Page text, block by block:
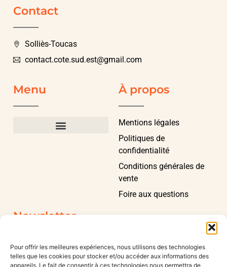
Pour offrir les meilleures expériences, nous utilisons des technologies
telles que les cookies pour stocker et/ou accéder aux informations des
appareils. Le fait de consentir à ces technologies nous permettra de
Contact
Solliès-Toucas
contact.cote.sud.est@gmail.com
Menu À propos
Mentions légales
Politiques de
confidentialité
Conditions générales de
vente
Foire aux questions
Newsletter